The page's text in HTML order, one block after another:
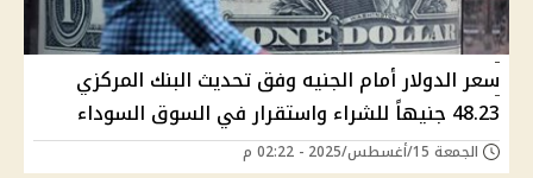
سعر الدولار أمام الجنيه وفق تحديث البنك المركزي
48.23 جنيهاً للشراء واستقرار في السوق السوداء
الجمعة 15/أغسطس/2025 - 02:22 م